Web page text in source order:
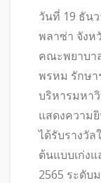
วันที่ 19 ธัน
พลาซ่า จังห
คณะพยาบา
พรหม รักษ
บริหารมหา
แสดงความ
ได้รับรางวัล
ต้นแบบเก่งแ
2565 ระดับ